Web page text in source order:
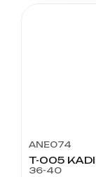
ANE074
T-005
36-40